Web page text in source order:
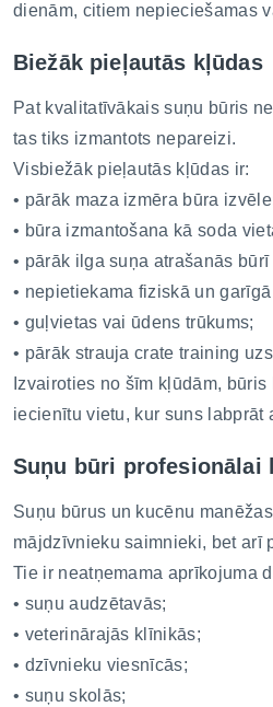
dienām, citiem nepieciešamas
Biežāk pieļautās kļūdas
Pat kvalitatīvākais suņu būris
tas tiks izmantots nepareizi.
Visbiežāk pieļautās kļūdas ir:
• pārāk maza izmēra būra
• būra izmantošana kā soda
• pārāk ilga suņa atrašanās
• nepietiekama fiziskā un
• guļvietas vai ūdens trūkums;
• pārāk strauja crate training
Izvairoties no šīm kļūdām,
iecienītu vietu, kur suns labprāt
Suņu būri profesionālai
Suņu būrus un kucēnu
mājdzīvnieku saimnieki, bet arī
Tie ir neatņemama aprīkojuma
• suņu audzētavās;
• veterinārajās klīnikās;
• dzīvnieku viesnīcās;
• suņu skolās;